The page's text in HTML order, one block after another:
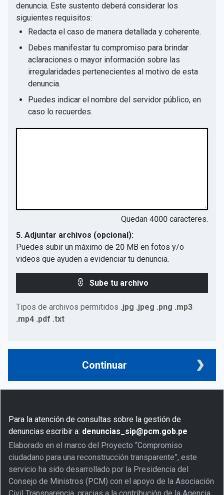
denuncia. Este sustento deberá considerar los
siguientes requisitos:
Redacta el caso de manera detallada y coherente.
Debes manifestar tu compromiso para brindar
aclaraciones o mayor información sobre las
irregularidades pertenecientes al motivo de esta
denuncia.
Puedes indicar el nombre del servidor público, en
caso lo recuerdes.
Quedan 4000 caracteres.
5. Adjuntar archivos (opcional):
Puedes subir un máximo de 20 MB en fotos y/o
videos que ayuden a evidenciar tu denuncia.
Sube tu archivo
Tipos de archivos permitidos .jpg .jpeg .png .mp3
.mp4 .pdf .txt
Continuar
Para la atención de consultas sobre la gestión de
denuncias escribir a: denuncias_sip@pcm.gob.pe
Elaborado en el marco del Proyecto “Compromiso
ciudadano para una reconstrucción transparente”, este
servicio ha sido desarrollado por la Presidencia del
Consejo de Ministros (PCM) con el apoyo de la Asociación